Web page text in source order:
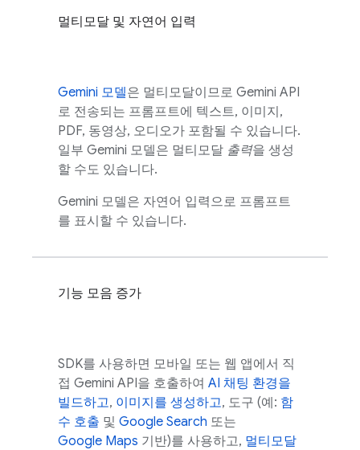
멀티모달 및 자연어 입력
Gemini 모델은 멀티모달이므로 Gemini API
로 전송되는 프롬프트에 텍스트, 이미지,
PDF, 동영상, 오디오가 포함될 수 있습니다.
일부 Gemini 모델은 멀티모달 출력을 생성
할 수도 있습니다.
Gemini 모델은 자연어 입력으로 프롬프트
를 표시할 수 있습니다.
기능 모음 증가
SDK를 사용하면 모바일 또는 웹 앱에서 직
접 Gemini API을 호출하여 AI 채팅 환경을
빌드하고, 이미지를 생성하고, 도구 (예: 함
수 호출 및 Google Search 또는
Google Maps 기반)를 사용하고, 멀티모달